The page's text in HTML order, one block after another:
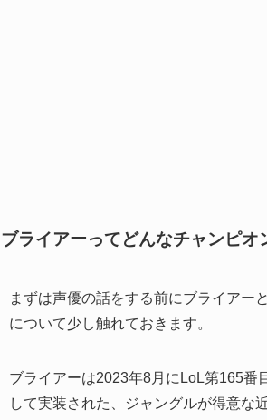
ブライアーってどんなチャンピオ
まずは声優の話をする前にブライアー
について少し触れておきます。
ブライアーは2023年8月にLoL第165番
して実装された、ジャングルが得意な